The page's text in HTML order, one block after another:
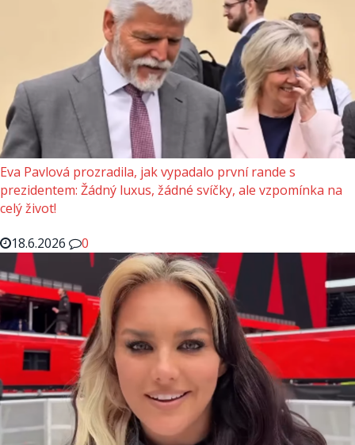
Eva Pavlová prozradila, jak vypadalo první rande s
prezidentem: Žádný luxus, žádné svíčky, ale vzpomínka na
celý život!
18.6.2026
0